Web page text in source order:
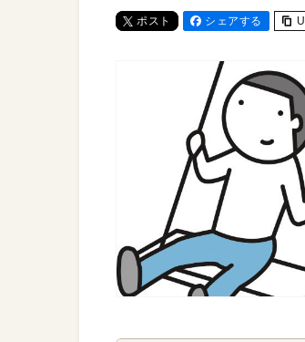
ポスト シェアする